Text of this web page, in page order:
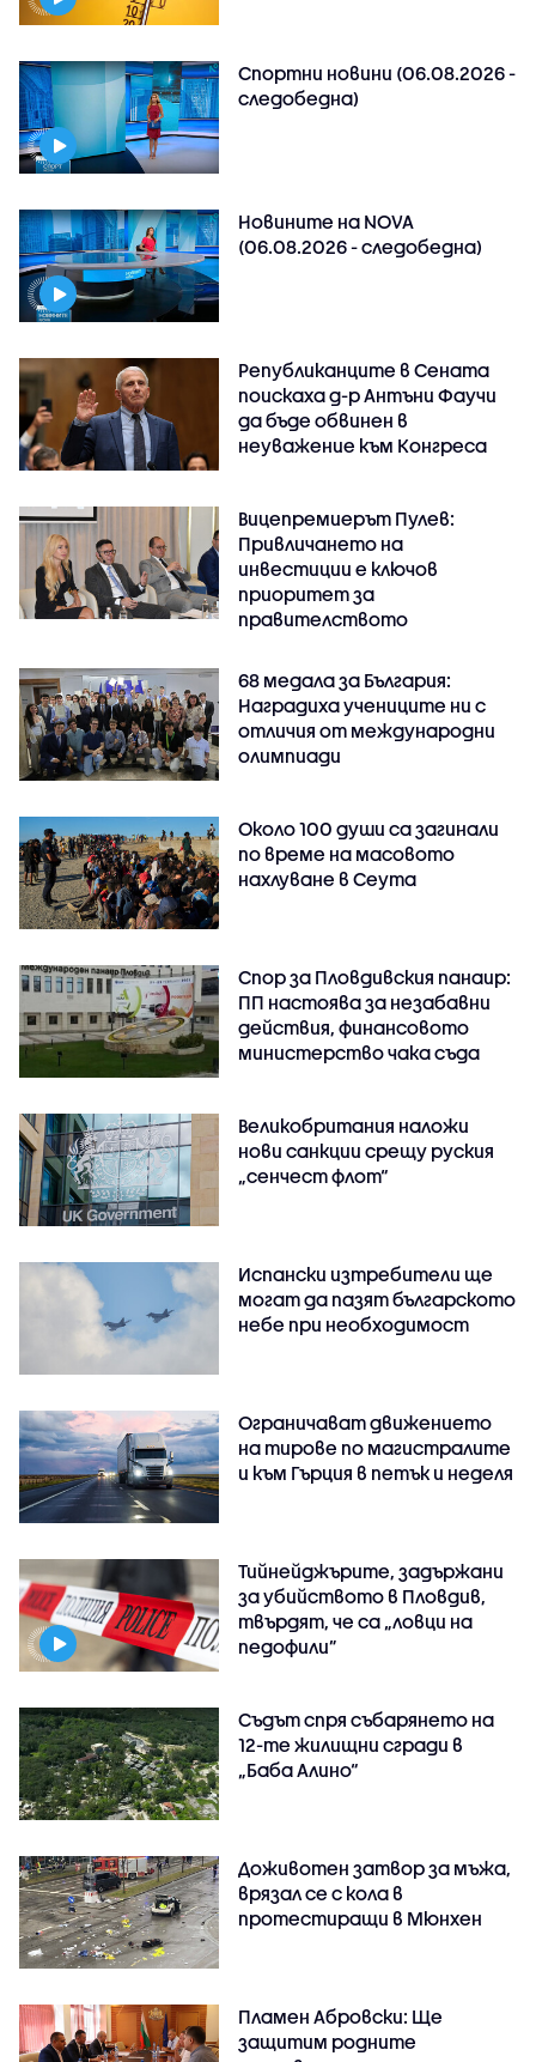
Спортни новини (06.08.2026 -
следобедна)
Новините на NOVA
(06.08.2026 - следобедна)
Републиканците в Сената
поискаха д-р Антъни Фаучи
да бъде обвинен в
неуважение към Конгреса
Вицепремиерът Пулев:
Привличането на
инвестиции е ключов
приоритет за
правителството
68 медала за България:
Наградиха учениците ни с
отличия от международни
олимпиади
Около 100 души са загинали
по време на масовото
нахлуване в Сеута
Спор за Пловдивския панаир:
ПП настоява за незабавни
действия, финансовото
министерство чака съда
Великобритания наложи
нови санкции срещу руския
„сенчест флот“
Испански изтребители ще
могат да пазят българското
небе при необходимост
Ограничават движението
на тирове по магистралите
и към Гърция в петък и неделя
Тийнейджърите, задържани
за убийството в Пловдив,
твърдят, че са „ловци на
педофили”
Съдът спря събарянето на
12-те жилищни сгради в
„Баба Алино“
Доживотен затвор за мъжа,
врязал се с кола в
протестиращи в Мюнхен
Пламен Абровски: Ще
защитим родните